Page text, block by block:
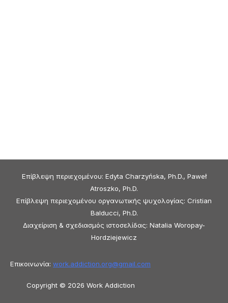
Επίβλεψη περιεχομένου: Edyta Charzyńska, Ph.D., Paweł
Atroszko, Ph.D.
Επίβλεψη περιεχομένου οργανωτικής ψυχολογίας: Cristian
Balducci, Ph.D.
Διαχείριση & σχεδιασμός ιστοσελίδας: Natalia Woropay-
Hordziejewicz
Επικοινωνία: work.addiction.org@gmail.com
Copyright © 2026 Work Addiction